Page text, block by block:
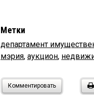
Метки
департамент
мэрия, аукцион,
Комментировать